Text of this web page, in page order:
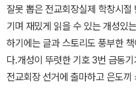
상을 뒤엎고 금동은 전교회장이
거 유세 중 자신을 전교 회장으로
사에 최고 아이돌 그룹 ‘치얼스’
루하루 다가올수록 잠을 못 이룰
장이 된 것을 탐탁지 않게 생각하
지만 언젠가는 자신의 진가를 알
다. 마치 세상이 미친 거지 자기가 미친 게 아
일한 친구이자 심복 '산호'와 천상
자존감, 자애감이 높은 이유는 에디슨을 롤 모델로 설정하고 있는 탓
이었다. 지금 인정받지 못하지만
잘못 뽑은 전교회장실제 학창시
기며 재밌게 읽을 수 있는 개성있
하기에는 글과 스토리도 풍부한
다.개성이 뚜렷한 기호 3번 금동
전교회장 선거에 출마하고 은도끼